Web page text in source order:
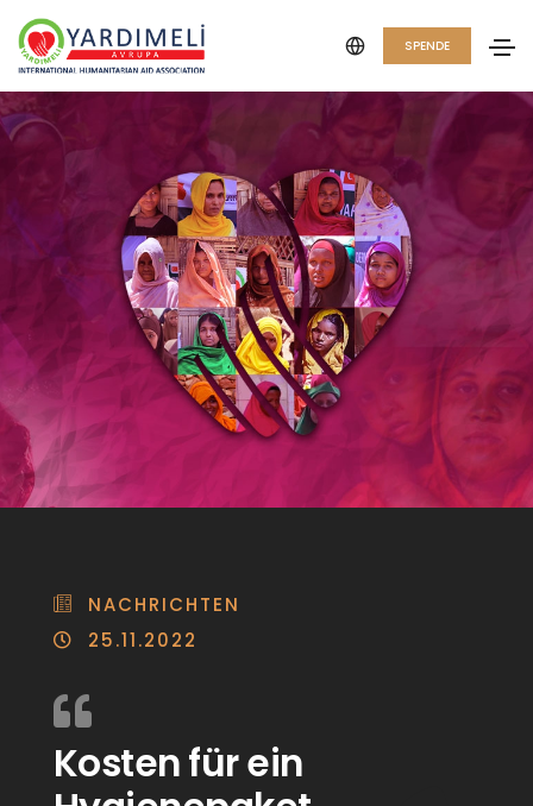
SPENDE
NACHRICHTEN
25.11.2022
Kosten für ein